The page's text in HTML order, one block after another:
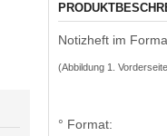
Notizheft im
(Abbildung 1.
° Format: